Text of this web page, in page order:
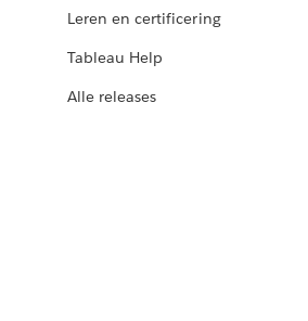
Leren en certificering
Tableau Help
Alle releases